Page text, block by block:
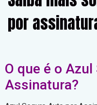
por
O que é o
Assinatura?